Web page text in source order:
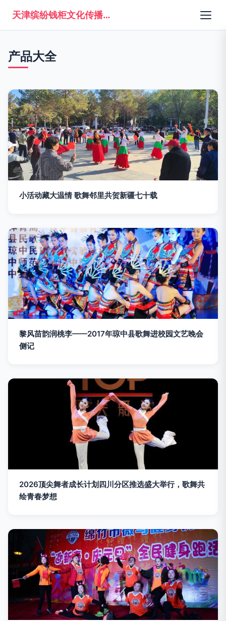
天津缤纷钱柜文化传播有限公司
产品大全
小活动藏大温情 歌舞邻里共贺新疆七十载
黎风苗韵润桃李——2017年琼中县歌舞进校园文艺晚会
侧记
2026顶尖舞者成长计划四川分区推选盛大举行，歌舞共
绘青春梦想